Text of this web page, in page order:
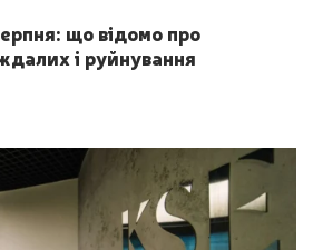
що відомо про
і руйнування